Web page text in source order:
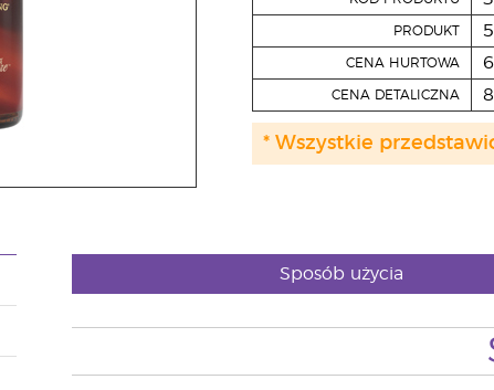
PRODUKT
CENA HURTOWA
CENA DETALICZNA
* Wszystkie
Sposób użycia